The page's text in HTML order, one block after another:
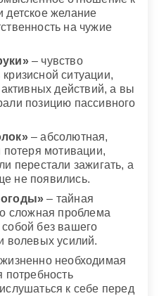
детское желание
на чужие
– чувство
ситуации,
активных действий, а вы
позицию пассивного
– абсолютная,
потеря мотивации,
перестали зажигать, а
не появились.
– тайная
сложная проблема
без вашего
волевых усилий.
необходимая
потребность
к себе перед